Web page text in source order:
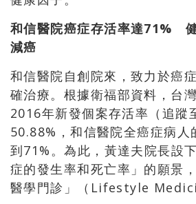
和信醫院癌症存活率達71%
減癌
和信醫院自創院來，致力於癌
確治療。根據衛福部資料，台
2016年新發個案存活率（追蹤
50.88%，和信醫院全癌症病人
到71%。為此，黃達夫院長設
症的發生率和死亡率」的願景
醫學門診」（Lifestyle